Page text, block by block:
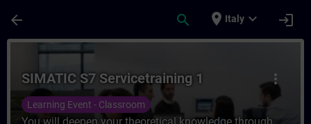
arrow_back search place Italy expand_more login
Corso - SIMATIC S7 Servicetraining 1 -
more_vert
SIMATIC S7 Servicetraining 1
Learning Event - Classroom